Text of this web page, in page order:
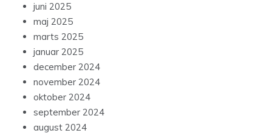
juni 2025
maj 2025
marts 2025
januar 2025
december 2024
november 2024
oktober 2024
september 2024
august 2024